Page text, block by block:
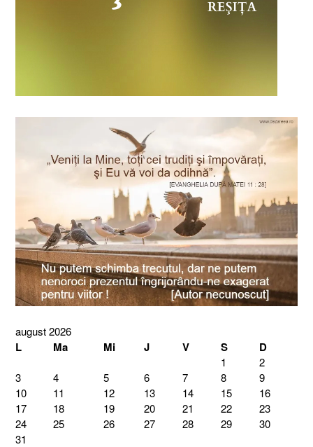
august 2026
L Ma Mi J V S D
1
2
3
4 5 6 7 8
9
10
11 12 13 14 15
16
17
18 19 20 21 22
23
24
25 26 27 28 29
30
31